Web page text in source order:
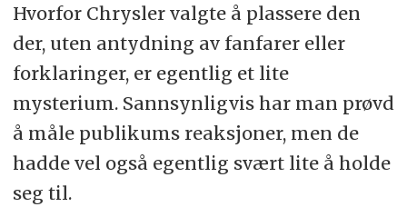
Hvorfor Chrysler valgte å plassere den
der, uten antydning av fanfarer eller
forklaringer, er egentlig et lite
mysterium. Sannsynligvis har man prøvd
å måle publikums reaksjoner, men de
hadde vel også egentlig svært lite å holde
seg til.